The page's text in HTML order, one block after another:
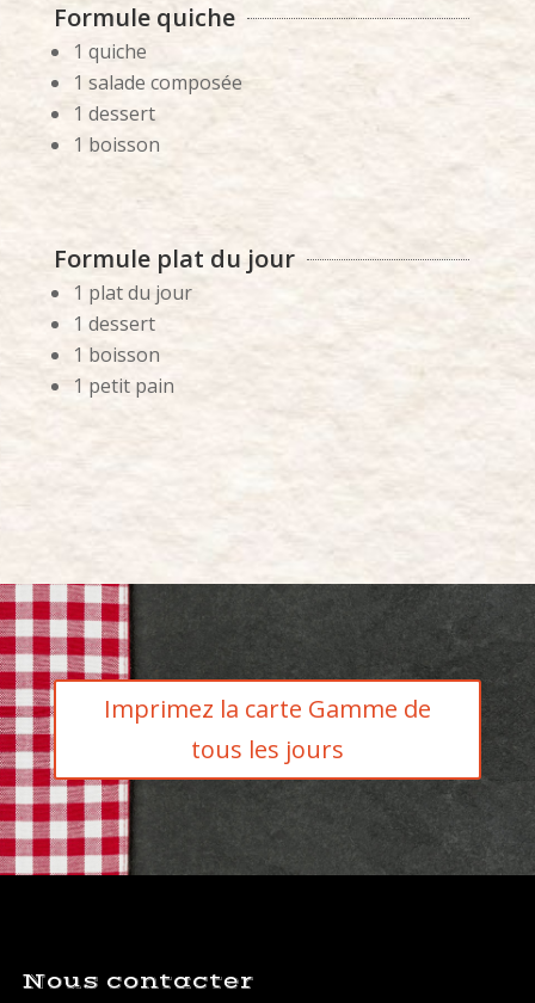
Formule quiche
1 quiche
1 salade composée
1 dessert
1 boisson
Formule plat du jour
1 plat du jour
1 dessert
1 boisson
1 petit pain
Imprimez la carte Gamme de
tous les jours
Nous contacter